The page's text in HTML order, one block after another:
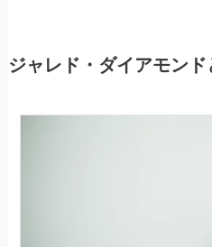
ジャレド・ダイアモン